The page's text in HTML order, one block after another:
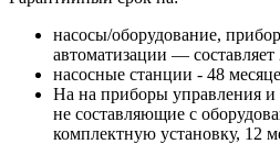
насосы/оборудование,
автоматизации — составляет
насосные станции - 48
На на приборы управления и
не составляющие с
комплектную установку, 12